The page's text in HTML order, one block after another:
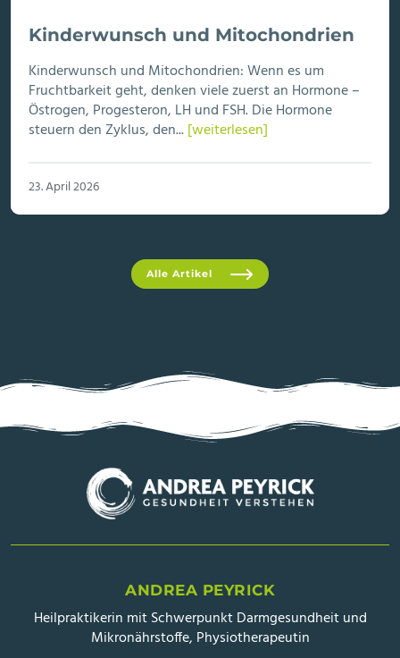
Kinderwunsch und Mitochondrien
Kinderwunsch und Mitochondrien: Wenn es um
Fruchtbarkeit geht, denken viele zuerst an Hormone –
Östrogen, Progesteron, LH und FSH. Die Hormone
steuern den Zyklus, den...[weiterlesen]
23. April 2026
Alle Artikel
ANDREA PEYRICK
Heilpraktikerin mit Schwerpunkt Darmgesundheit und
Mikronährstoffe, Physiotherapeutin